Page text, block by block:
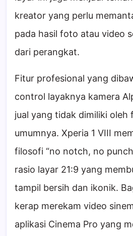
kreator yang perlu
pada hasil foto atau video
dari perangkat.
Fitur profesional yang
control layaknya kamera
jual yang tidak dimiliki oleh
umumnya. Xperia 1 VIII
filosofi “no notch, no
rasio layar 21:9 yang
tampil bersih dan ikonik.
kerap merekam video
aplikasi Cinema Pro yang